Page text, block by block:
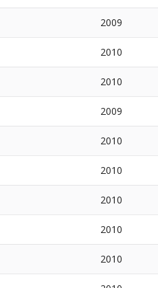
2009
2010
2010
2009
2010
2010
2010
2010
2010